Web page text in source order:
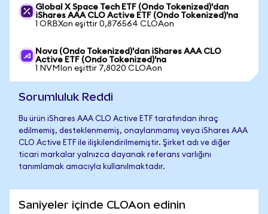
Global X Space Tech ETF (Ondo Tokenized)'dan
iShares AAA CLO Active ETF (Ondo Tokenized)'na
1 ORBXon eşittir 0,876564 CLOAon
Nova (Ondo Tokenized)'dan iShares AAA CLO
Active ETF (Ondo Tokenized)'na
1 NVMIon eşittir 7,8020 CLOAon
Sorumluluk Reddi
Bu ürün iShares AAA CLO Active ETF tarafından ihraç
edilmemiş, desteklenmemiş, onaylanmamış veya iShares AAA
CLO Active ETF ile ilişkilendirilmemiştir. Şirket adı ve diğer
ticari markalar yalnızca dayanak referans varlığını
tanımlamak amacıyla kullanılmaktadır.
Saniyeler içinde CLOAon edinin